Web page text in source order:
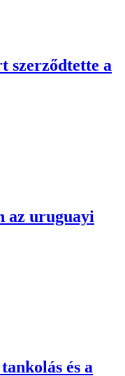
szerződtette a
az uruguayi
és a